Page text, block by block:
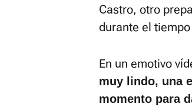
Castro, otro
durante el
En un emotivo
muy lindo, una
momento para